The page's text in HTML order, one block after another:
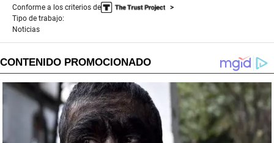
Conforme a los criterios de
Tipo de trabajo:
Noticias